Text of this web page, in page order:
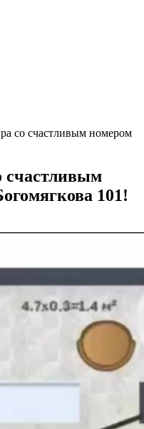
со счастливым номером
счастливым
101!